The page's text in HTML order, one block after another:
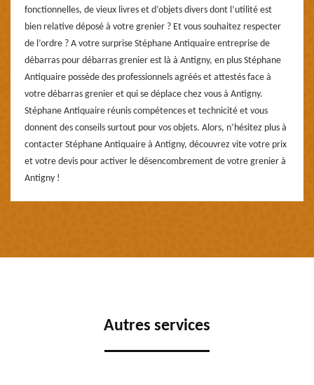
fonctionnelles, de vieux livres et d’objets divers dont l’utilité est
bien relative déposé à votre grenier ? Et vous souhaitez respecter
de l’ordre ? A votre surprise Stéphane Antiquaire entreprise de
débarras pour débarras grenier est là à Antigny, en plus Stéphane
Antiquaire possède des professionnels agréés et attestés face à
votre débarras grenier et qui se déplace chez vous à Antigny.
Stéphane Antiquaire réunis compétences et technicité et vous
donnent des conseils surtout pour vos objets. Alors, n’hésitez plus à
contacter Stéphane Antiquaire à Antigny, découvrez vite votre prix
et votre devis pour activer le désencombrement de votre grenier à
Antigny !
Autres services